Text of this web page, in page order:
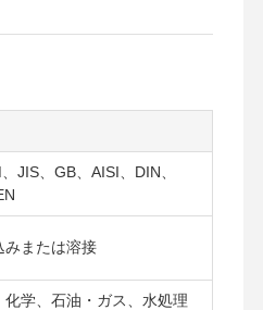
JIS、GB、AISI、DIN、
みまたは溶接
化学、石油・ガス、水処理